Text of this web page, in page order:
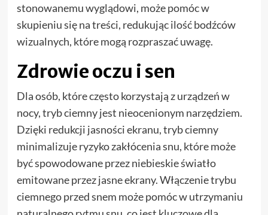
stonowanemu wyglądowi, może pomóc w
skupieniu się na treści, redukując ilość bodźców
wizualnych, które mogą rozpraszać uwagę.
Zdrowie oczu i sen
Dla osób, które często korzystają z urządzeń w
nocy, tryb ciemny jest nieocenionym narzędziem.
Dzięki redukcji jasności ekranu, tryb ciemny
minimalizuje ryzyko zakłócenia snu, które może
być spowodowane przez niebieskie światło
emitowane przez jasne ekrany. Włączenie trybu
ciemnego przed snem może pomóc w utrzymaniu